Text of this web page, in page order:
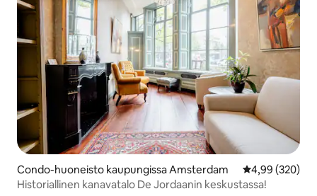
Condo-huoneisto kaupungissa Amsterdam
4,99 (320)
Historiallinen kanavatalo De Jordaanin keskustassa!